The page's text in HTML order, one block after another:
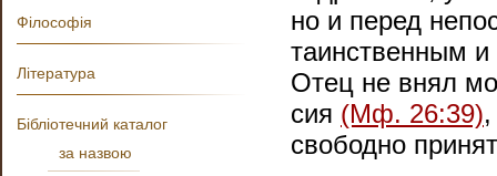
но и перед
таинственным
Отец не внял
сия (Мф. 26:39)
свободно
Філософія
Література
Бібліотечний каталог
за назвою